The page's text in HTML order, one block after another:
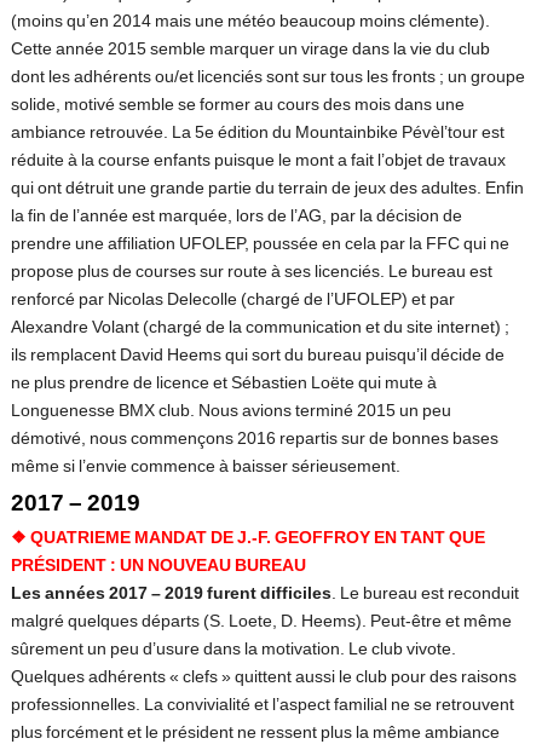
(moins qu’en 2014 mais une météo beaucoup moins clémente).
Cette année 2015 semble marquer un virage dans la vie du club
dont les adhérents ou/et licenciés sont sur tous les fronts ; un groupe
solide, motivé semble se former au cours des mois dans une
ambiance retrouvée. La 5e édition du Mountainbike Pévèl’tour est
réduite à la course enfants puisque le mont a fait l’objet de travaux
qui ont détruit une grande partie du terrain de jeux des adultes. Enfin
la fin de l’année est marquée, lors de l’AG, par la décision de
prendre une affiliation UFOLEP, poussée en cela par la FFC qui ne
propose plus de courses sur route à ses licenciés. Le bureau est
renforcé par Nicolas Delecolle (chargé de l’UFOLEP) et par
Alexandre Volant (chargé de la communication et du site internet) ;
ils remplacent David Heems qui sort du bureau puisqu’il décide de
ne plus prendre de licence et Sébastien Loëte qui mute à
Longuenesse BMX club. Nous avions terminé 2015 un peu
démotivé, nous commençons 2016 repartis sur de bonnes bases
même si l’envie commence à baisser sérieusement.
2017 – 2019
❖ QUATRIEME MANDAT DE J.-F. GEOFFROY EN TANT QUE
PRÉSIDENT : UN NOUVEAU BUREAU
Les années 2017 – 2019 furent difficiles. Le bureau est reconduit
malgré quelques départs (S. Loete, D. Heems). Peut-être et même
sûrement un peu d’usure dans la motivation. Le club vivote.
Quelques adhérents « clefs » quittent aussi le club pour des raisons
professionnelles. La convivialité et l’aspect familial ne se retrouvent
plus forcément et le président ne ressent plus la même ambiance